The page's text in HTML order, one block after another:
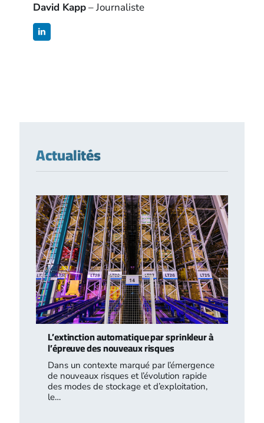
David Kapp– Journaliste
Actualités
L’extinction automatique par sprinkleur à
l’épreuve des nouveaux risques
Dans un contexte marqué par l’émergence
de nouveaux risques et l’évolution rapide
des modes de stockage et d’exploitation,
le…